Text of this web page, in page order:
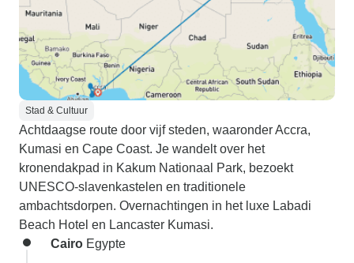
Stad & Cultuur
Achtdaagse route door vijf steden, waaronder Accra,
Kumasi en Cape Coast. Je wandelt over het
kronendakpad in Kakum Nationaal Park, bezoekt
UNESCO-slavenkastelen en traditionele
ambachtsdorpen. Overnachtingen in het luxe Labadi
Beach Hotel en Lancaster Kumasi.
Cairo Egypte